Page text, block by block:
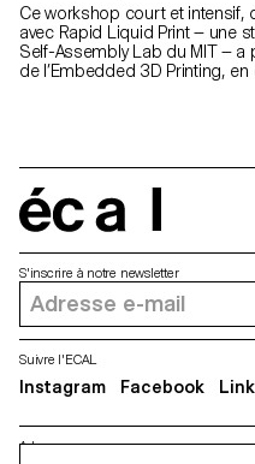
Ce workshop court et intensif,
avec Rapid Liquid Print — une
Self-Assembly Lab du MIT — a
de l’Embedded 3D Printing,
Adresse
S'inscrire à notre newsletter
Suivre l'ECAL
Instagram Facebook